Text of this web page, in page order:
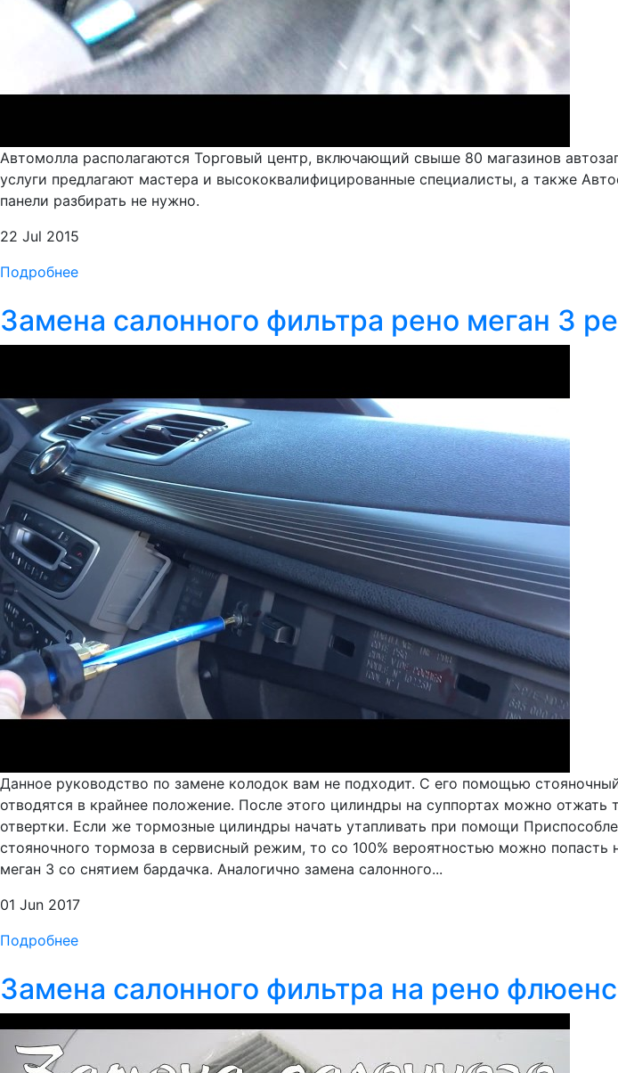
Автомолла располагаются Торговый центр, включающий свыше 80 магазинов
услуги предлагают мастера и высококвалифицированные специалисты, а также
панели разбирать не нужно.
22 Jul 2015
Подробнее
Замена салонного фильтра рено меган 3
Данное руководство по замене колодок вам не подходит. С его помощью
отводятся в крайнее положение. После этого цилиндры на суппортах можно
отвертки. Если же тормозные цилиндры начать утапливать при помощи
стояночного тормоза в сервисный режим, то со 100% вероятностью можно
меган 3 со снятием бардачка. Аналогично замена салонного...
01 Jun 2017
Подробнее
Замена салонного фильтра на рено